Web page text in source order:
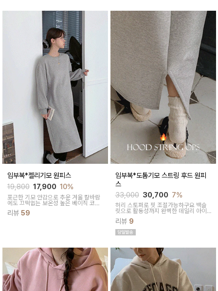
임부복*젤리기모 원피스
19,800 17,900 10%
포근한 기모 안감으로 추운 겨울 칼바람
에도 끄떡없는 보온성 높은 베이직 코튼
원피스에요~
리뷰 59
임부복*도톰기모 스트링 후드 원피
스
33,000 30,700 7%
허리 스토퍼로 핏 조절가능하구요 백슬
릿으로 활동성까지 완벽한 데일리 아이
템예요
리뷰 9